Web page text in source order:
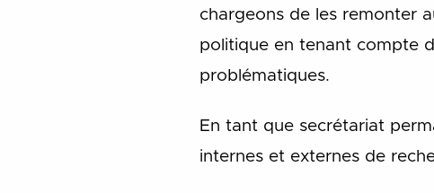
chargeons de les remonter
politique en tenant compte
problématiques.
En tant que secrétariat
internes et externes de